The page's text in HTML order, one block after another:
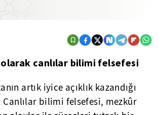
canlılar bilimi felsefesi
artık iyice açıklık kazandığı
bilimi felsefesi, mezkûr